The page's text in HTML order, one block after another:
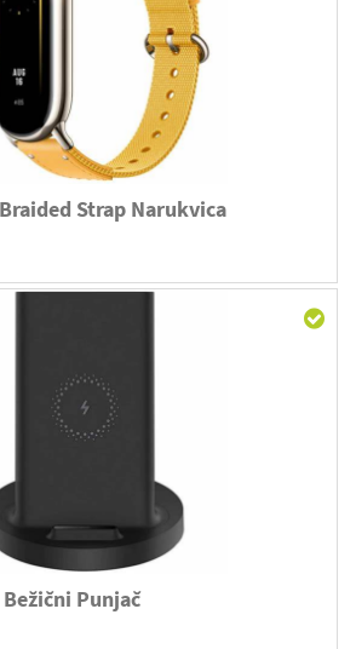
Strap Narukvica
Punjač